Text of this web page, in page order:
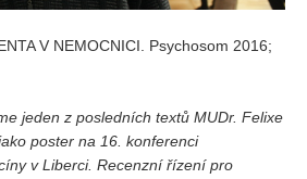
V NEMOCNICI. Psychosom 2016;
jeden z posledních textů MUDr. Felixe
poster na 16. konferenci
v Liberci. Recenzní řízení pro